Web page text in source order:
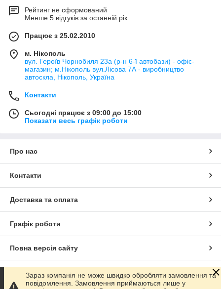
Рейтинг не сформований
Менше 5 відгуків за останній рік
Працює з 25.02.2010
м. Нікополь
вул. Героїв Чорнобиля 23а (р-н 6-ї автобази) - офіс-
магазин; м.Нікополь вул.Лісова 7А - виробництво
автоскла, Нікополь, Україна
Контакти
Сьогодні працює з 09:00 до 15:00
Показати весь графік роботи
Про нас
Контакти
Доставка та оплата
Графік роботи
Повна версія сайту
Сайт створено на маркетплейсіProm.ua
Зараз компанія не може швидко обробляти замовлення та
повідомлення. Замовлення приймаються лише у